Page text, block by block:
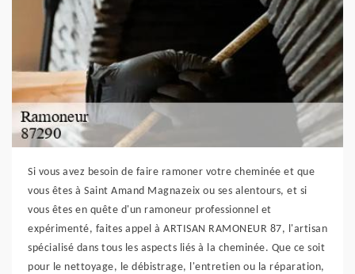
Si vous avez besoin de faire ramoner votre cheminée et que
vous êtes à Saint Amand Magnazeix ou ses alentours, et si
vous êtes en quête d'un ramoneur professionnel et
expérimenté, faites appel à ARTISAN RAMONEUR 87, l'artisan
spécialisé dans tous les aspects liés à la cheminée. Que ce soit
pour le nettoyage, le débistrage, l'entretien ou la réparation,